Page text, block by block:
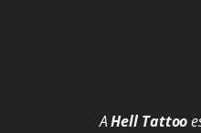
AHell Tattoo